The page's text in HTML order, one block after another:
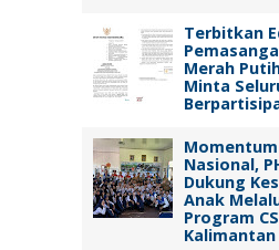
Terbitkan
Merah
Minta
Nasional,
Dukung
Anak
Program
Kalimantan